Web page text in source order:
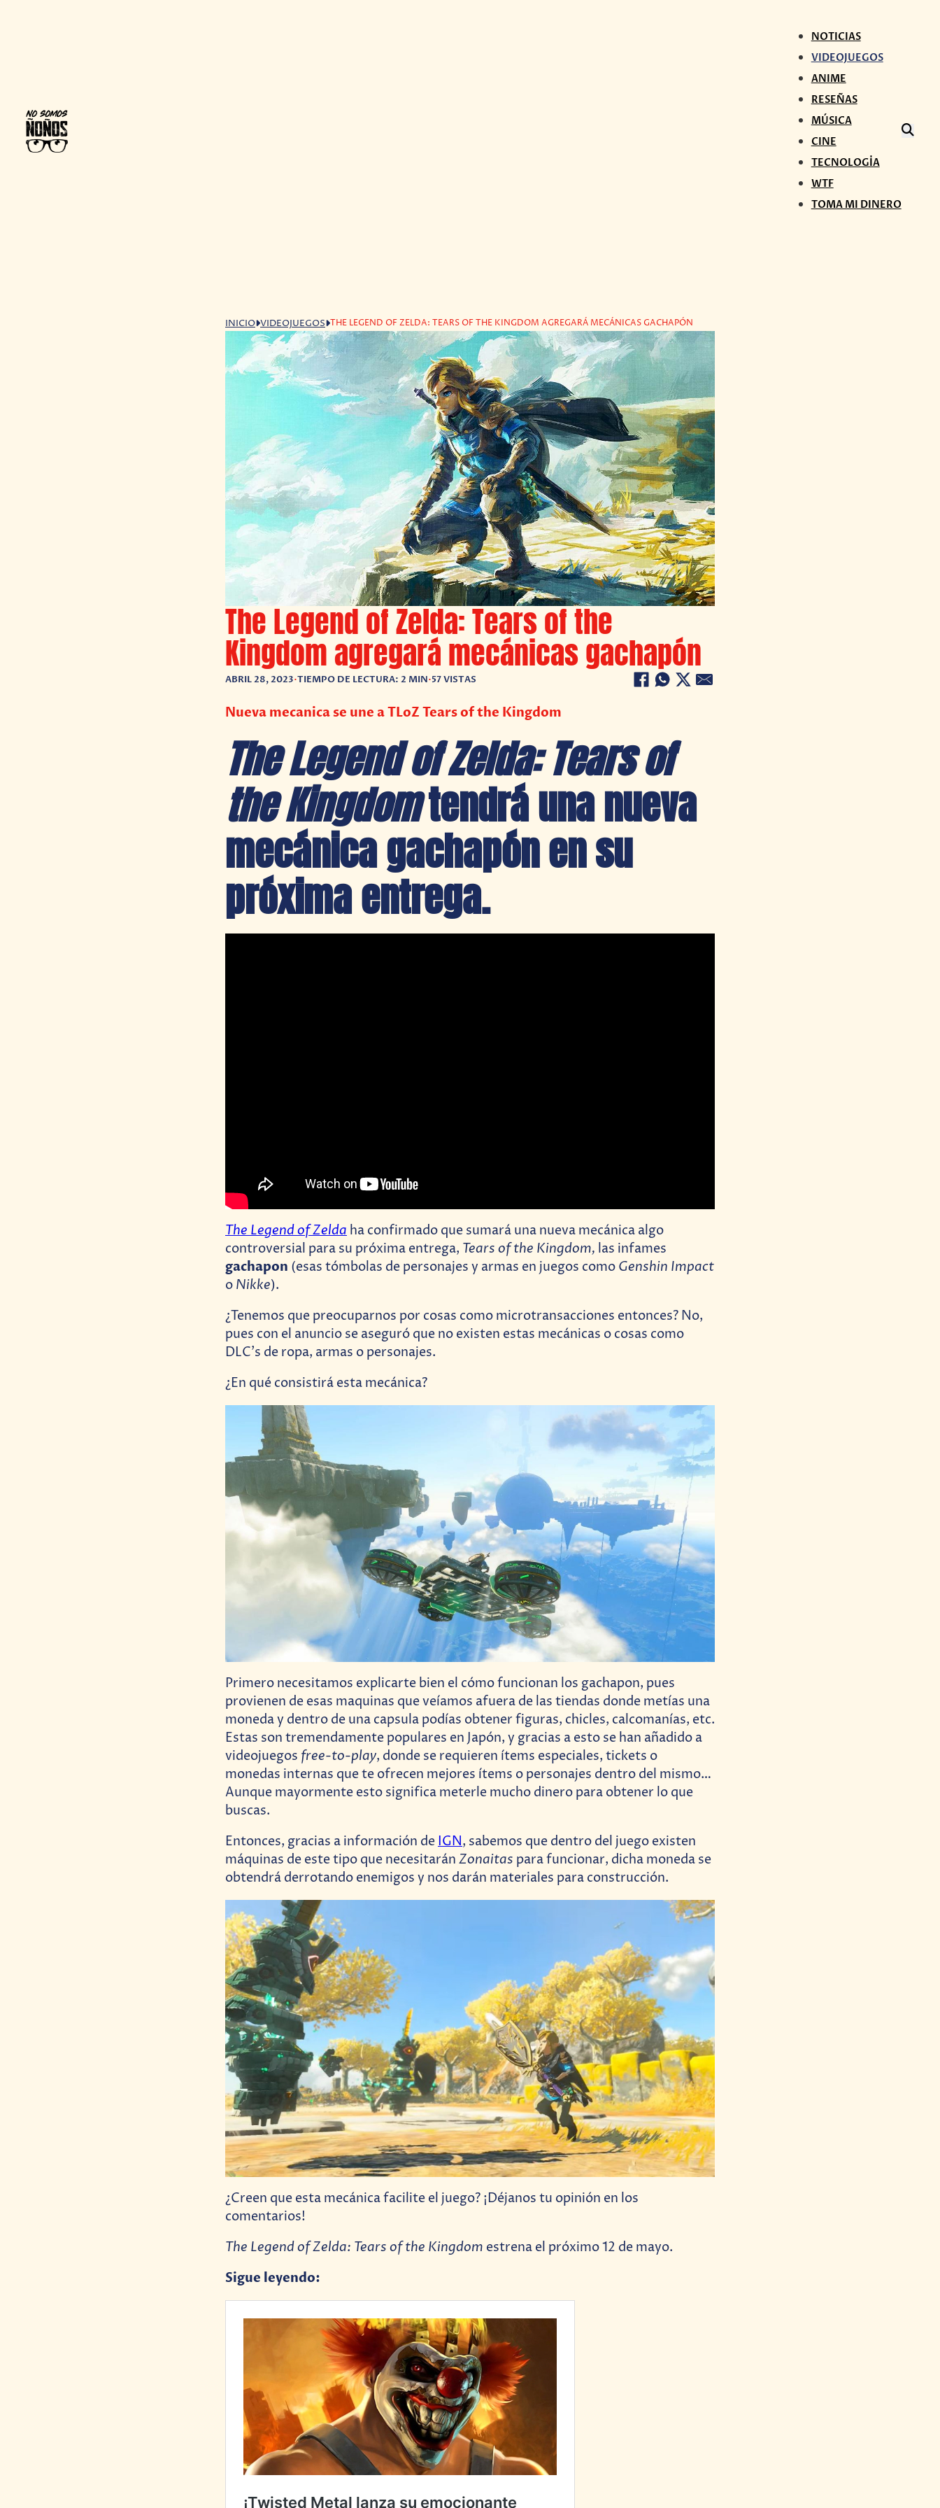
NOTICIAS
VIDEOJUEGOS
ANIME
RESEÑAS
MÚSICA
CINE
TECNOLOGÍA
WTF
TOMA MI DINERO
INICIO VIDEOJUEGOS THE LEGEND OF ZELDA: TEARS OF THE KINGDOM AGREGARÁ MECÁNICAS GACHAPÓN
The Legend of Zelda: Tears of the
Kingdom agregará mecánicas gachapón
ABRIL 28, 2023•TIEMPO DE LECTURA: 2 MIN•57 VISTAS
Nueva mecanica se une a TLoZ Tears of the Kingdom
The Legend of Zelda: Tears of
the Kingdomtendrá una nueva
mecánica gachapón en su
próxima entrega.
The Legend of Zelda ha confirmado que sumará una nueva mecánica algo
controversial para su próxima entrega, Tears of the Kingdom, las infames
gachapon (esas tómbolas de personajes y armas en juegos como Genshin Impact
o Nikke).
¿Tenemos que preocuparnos por cosas como microtransacciones entonces? No,
pues con el anuncio se aseguró que no existen estas mecánicas o cosas como
DLC’s de ropa, armas o personajes.
¿En qué consistirá esta mecánica?
Primero necesitamos explicarte bien el cómo funcionan los gachapon, pues
provienen de esas maquinas que veíamos afuera de las tiendas donde metías una
moneda y dentro de una capsula podías obtener figuras, chicles, calcomanías, etc.
Estas son tremendamente populares en Japón, y gracias a esto se han añadido a
videojuegos free-to-play, donde se requieren ítems especiales, tickets o
monedas internas que te ofrecen mejores ítems o personajes dentro del mismo…
Aunque mayormente esto significa meterle mucho dinero para obtener lo que
buscas.
Entonces, gracias a información deIGN, sabemos que dentro del juego existen
máquinas de este tipo que necesitarán Zonaitas para funcionar, dicha moneda se
obtendrá derrotando enemigos y nos darán materiales para construcción.
¿Creen que esta mecánica facilite el juego? ¡Déjanos tu opinión en los
comentarios!
The Legend of Zelda: Tears of the Kingdom estrena el próximo 12 de mayo.
Sigue leyendo: